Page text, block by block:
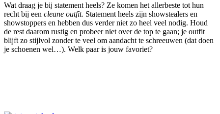
Wat draag je bij statement heels? Ze komen het allerbeste tot hun
recht bij een cleane outfit. Statement heels zijn showstealers en
showstoppers en hebben dus verder niet zo heel veel nodig. Houd
de rest daarom rustig en probeer niet over de top te gaan; je outfit
blijft zo stijlvol zonder te veel om aandacht te schreeuwen (dat doen
je schoenen wel…). Welk paar is jouw favoriet?